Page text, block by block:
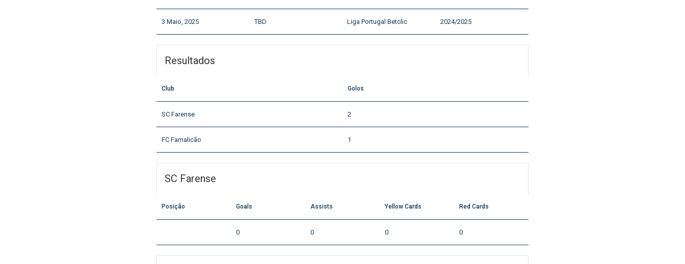
3 Maio, 2025 TBD Liga Portugal Betclic 2024/2025
Resultados
Club Golos
SC Farense 2
FC Famalicão 1
SC Farense
Posição Goals Assists Yellow Cards Red Cards
0 0 0 0